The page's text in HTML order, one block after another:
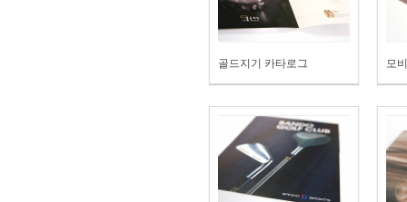
골드지기 카타로그 모